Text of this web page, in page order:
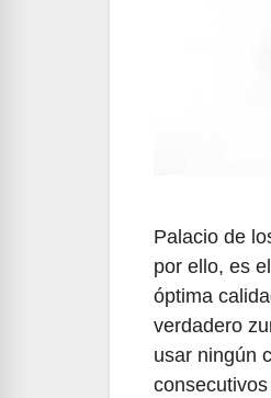
Palacio de
por ello, es
óptima
verdadero
usar ningún